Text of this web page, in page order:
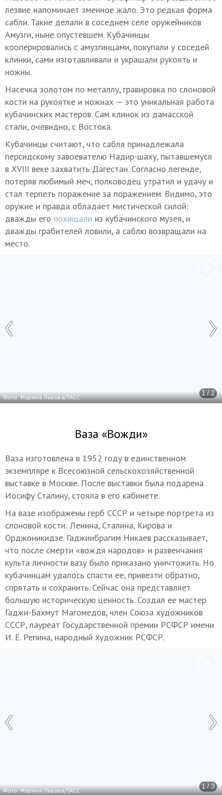
лезвие напоминает змеиное жало. Это редкая форма
сабли. Такие делали в соседнем селе оружейников
Амузги, ныне опустевшем. Кубачинцы
кооперировались с амузгинцами, покупали у соседей
клинки, сами изготавливали и украшали рукоять и
ножны.
Насечка золотом по металлу, гравировка по слоновой
кости на рукоятке и ножнах — это уникальная работа
кубачинских мастеров. Сам клинок из дамасской
стали, очевидно, с Востока.
Кубачинцы считают, что сабля принадлежала
персидскому завоевателю Надир-шаху, пытавшемуся
в XVIII веке захватить Дагестан. Согласно легенде,
потеряв любимый меч, полководец утратил и удачу и
стал терпеть поражение за поражением. Видимо, это
оружие и правда обладает мистической силой:
дважды его похищали из кубачинского музея, и
дважды грабителей ловили, а саблю возвращали на
место.
1 / 2
Фото: Марина Львова/ТАСС
Ваза «Вожди»
Ваза изготовлена в 1952 году в единственном
экземпляре к Всесоюзной сельскохозяйственной
выставке в Москве. После выставки была подарена
Иосифу Сталину, стояла в его кабинете.
На вазе изображены герб СССР и четыре портрета из
слоновой кости: Ленина, Сталина, Кирова и
Орджоникидзе. Гаджиибрагим Никаев рассказывает,
что после смерти «вождя народов» и развенчания
культа личности вазу было приказано уничтожить. Но
кубачинцам удалось спасти ее, привезти обратно,
спрятать и сохранить. Сейчас она представляет
большую историческую ценность. Создал ее мастер
Гаджи-Бахмут Магомедов, член Союза художников
СССР, лауреат Государственной премии РСФСР имени
И. Е. Репина, народный художник РСФСР.
1 / 3
Фото: Марина Львова/ТАСС